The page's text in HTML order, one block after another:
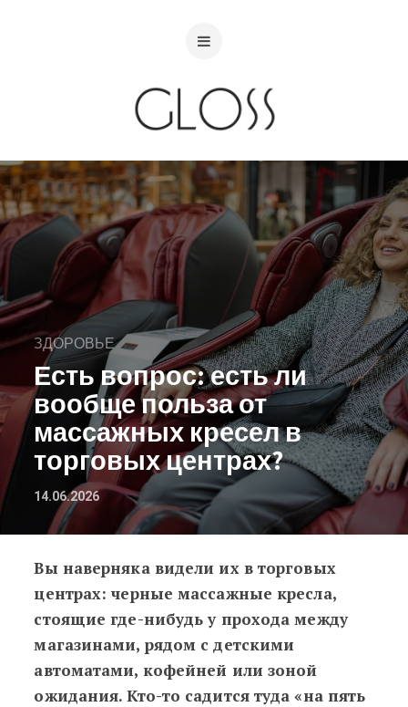
ЗДОРОВЬЕ
Есть вопрос: есть ли
вообще польза от
массажных кресел в
торговых центрах?
14.06.2026
Есть вопрос: есть ли вообще
Вы наверняка видели их в торговых
центрах: черные массажные кресла,
стоящие где-нибудь у прохода между
магазинами, рядом с детскими
автоматами, кофейней или зоной
ожидания. Кто-то садится туда «на пять